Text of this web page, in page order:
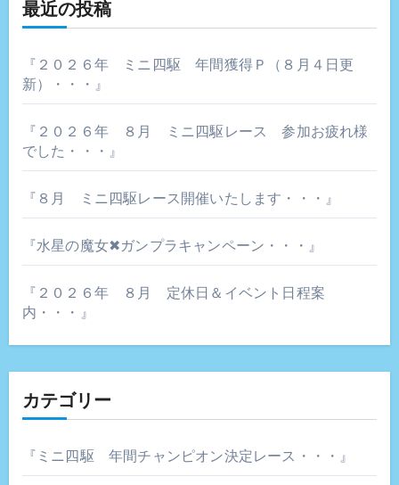
シ
ョ
ン
最近の投稿
『２０２６年 ミニ四駆 年間獲得Ｐ（８月４日更
新）・・・』
『２０２６年 ８月 ミニ四駆レース 参加お疲れ様
でした・・・』
『８月 ミニ四駆レース開催いたします・・・』
『水星の魔女✖ガンプラキャンペーン・・・』
『２０２６年 ８月 定休日＆イベント日程案
内・・・』
カテゴリー
『ミニ四駆 年間チャンピオン決定レース・・・』